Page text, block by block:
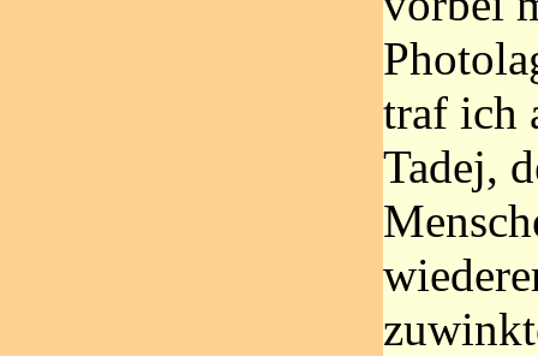
traf ich
Tadej,